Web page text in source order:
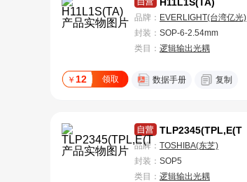
品牌： EVERLIGHT(台湾亿光)
封装： SOP-6-2.54mm
类目： 逻辑输出光耦
￥ 12 领取 数据手册 复制
TLP2345(TPL,E(T
品牌： TOSHIBA(东芝)
封装： SOP5
类目： 逻辑输出光耦